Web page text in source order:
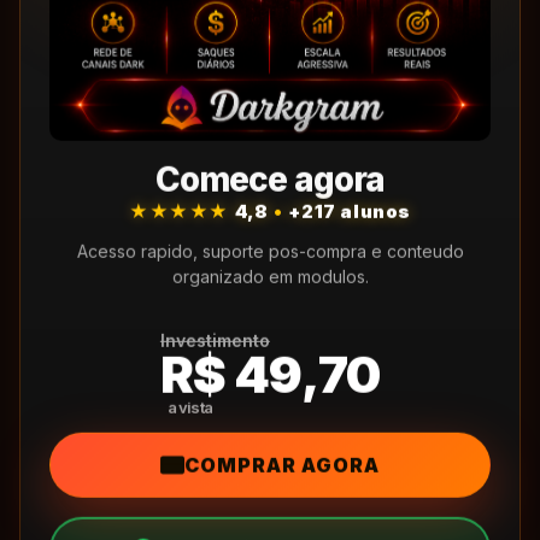
Comece agora
★★★★★ 4,8 • +217 alunos
Acesso rapido, suporte pos-compra e conteudo
organizado em modulos.
Investimento
R$ 49,70
COMPRAR AGORA